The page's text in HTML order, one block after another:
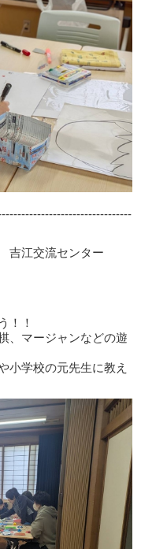
吉江交流センター
！！
、マージャンなどの遊
小学校の元先生に教え